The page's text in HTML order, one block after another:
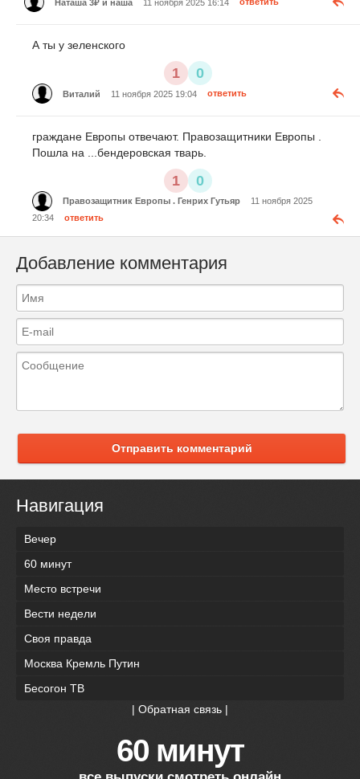
Наташа 3₽ и наша 11 ноября 2025 16:14 ответить
А ты у зеленского
1 0
Виталий 11 ноября 2025 19:04 ответить
граждане Европы отвечают. Правозащитники Европы .
Пошла на ...бендеровская тварь.
1 0
Правозащитник Европы . Генрих Гутьяр
11 ноября 2025
20:34
ответить
Добавление комментария
Отправить комментарий
Навигация
Вечер
60 минут
Место встречи
Вести недели
Своя правда
Москва Кремль Путин
Бесогон ТВ
| Обратная связь |
60 минут